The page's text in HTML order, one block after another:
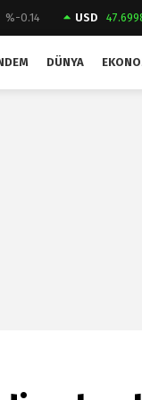
%-0.14 USD
DÜNYA